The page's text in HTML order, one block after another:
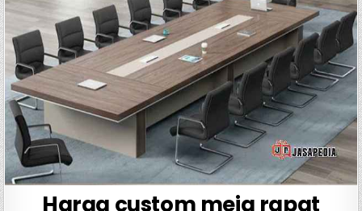
Harga custom meja rapat